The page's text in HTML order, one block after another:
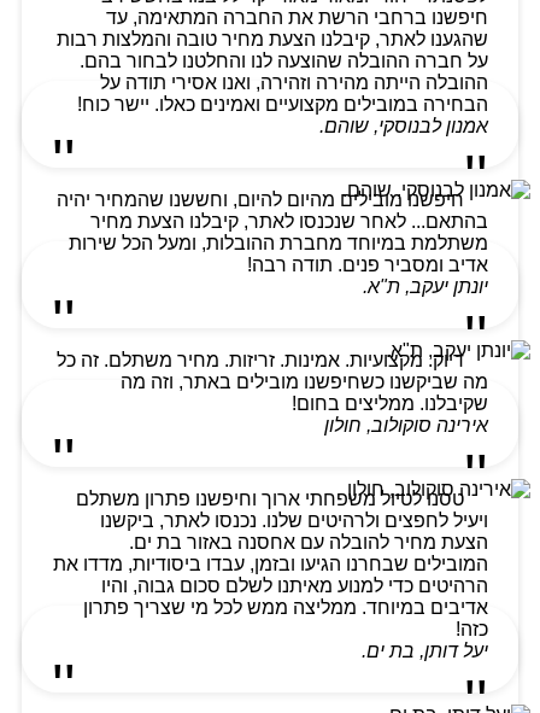
חיפשנו ברחבי הרשת את החברה המתאימה, עד
שהגענו לאתר, קיבלנו הצעת מחיר טובה והמלצות רבות
על חברה ההובלה שהוצעה לנו והחלטנו לבחור בהם.
ההובלה הייתה מהירה וזהירה, ואנו אסירי תודה על
הבחירה במובילים מקצועיים ואמינים כאלו. יישר כוח!
אמנון לבנוסקי, שוהם.
חיפשנו מובילים מהיום להיום, וחששנו שהמחיר יהיה
בהתאם... לאחר שנכנסו לאתר, קיבלנו הצעת מחיר
משתלמת במיוחד מחברת ההובלות, ומעל הכל שירות
אדיב ומסביר פנים. תודה רבה!
יונתן יעקב, ת"א.
דיוק. מקצועיות. אמינות. זריזות. מחיר משתלם. זה כל
מה שביקשנו כשחיפשנו מובילים באתר, וזה מה
שקיבלנו. ממליצים בחום!
אירינה סוקולוב, חולון
טסנו לטיול משפחתי ארוך וחיפשנו פתרון משתלם
ויעיל לחפצים ולרהיטים שלנו. נכנסו לאתר, ביקשנו
הצעת מחיר להובלה עם אחסנה באזור בת ים.
המובילים שבחרנו הגיעו ובזמן, עבדו ביסודיות, מדדו את
הרהיטים כדי למנוע מאיתנו לשלם סכום גבוה, והיו
אדיבים במיוחד. ממליצה ממש לכל מי שצריך פתרון
כזה!
יעל דותן, בת ים.